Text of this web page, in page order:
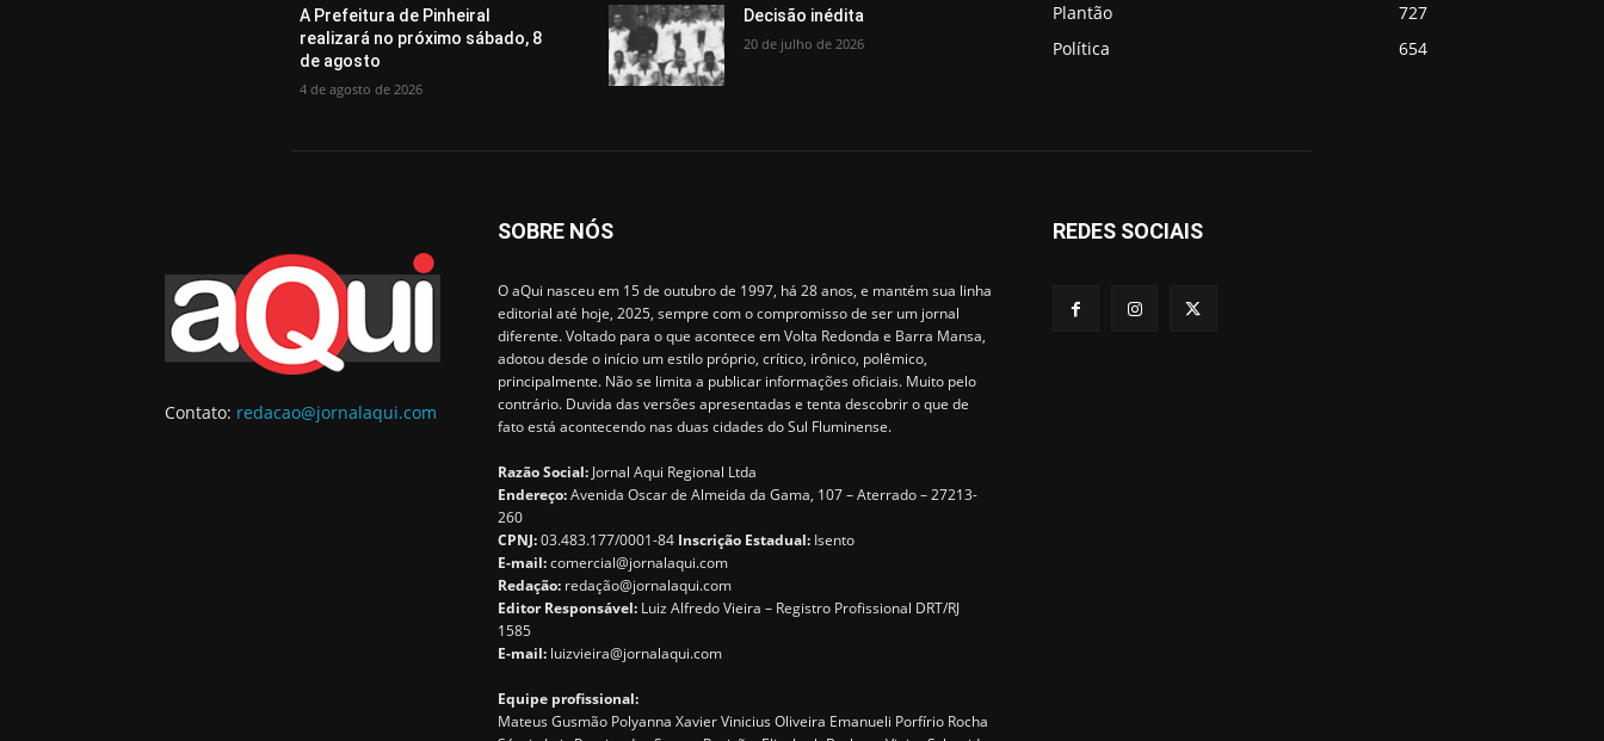
A Prefeitura de Pinheiral
realizará no próximo sábado, 8
de agosto
4 de agosto de 2026
Decisão inédita
20 de julho de 2026
Plantão
727
Política
654
Contato: redacao@jornalaqui.com
SOBRE NÓS
O aQui nasceu em 15 de outubro de 1997, há 28 anos, e mantém sua linha
editorial até hoje, 2025, sempre com o compromisso de ser um jornal
diferente. Voltado para o que acontece em Volta Redonda e Barra Mansa,
adotou desde o início um estilo próprio, crítico, irônico, polêmico,
principalmente. Não se limita a publicar informações oficiais. Muito pelo
contrário. Duvida das versões apresentadas e tenta descobrir o que de
fato está acontecendo nas duas cidades do Sul Fluminense.
Razão Social: Jornal Aqui Regional Ltda
Endereço:Avenida Oscar de Almeida da Gama, 107 – Aterrado – 27213-
260
CPNJ:03.483.177/0001-84 Inscrição Estadual: Isento
E-mail:comercial@jornalaqui.com
Redação: redação@jornalaqui.com
Editor Responsável: Luiz Alfredo Vieira – Registro Profissional DRT/RJ
1585
E-mail: luizvieira@jornalaqui.com
Equipe profissional:
Mateus Gusmão Polyanna Xavier Vinicius Oliveira Emanueli Porfírio Rocha
REDES SOCIAIS